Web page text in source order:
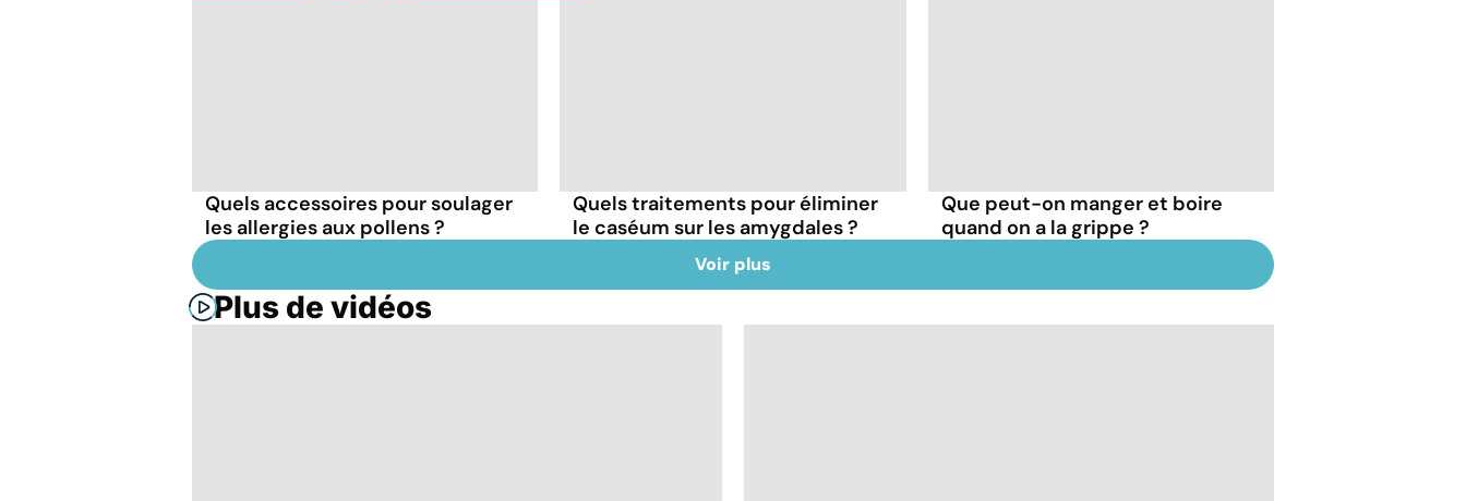
Quels accessoires pour soulager
les allergies aux pollens ?
Quels traitements pour éliminer
le caséum sur les amygdales ?
Que peut-on manger et boire
quand on a la grippe ?
Voir plus
Plus de vidéos